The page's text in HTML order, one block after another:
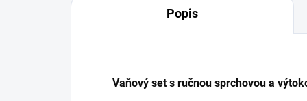
Popis
Vaňový set s ručnou sprchovou a